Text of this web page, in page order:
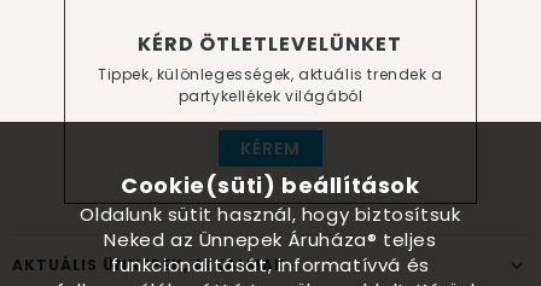
KÉRD ÖTLETLEVELÜNKET
Tippek, különlegességek, aktuális trendek a
partykellékek világából
KÉREM
AKTUÁLIS ÜNNEPEK, ALKALMAK
Cookie(süti) beállítások
Oldalunk sütit használ, hogy biztosítsuk
Neked az Ünnepek Áruháza® teljes
funkcionalitását, informatívvá és